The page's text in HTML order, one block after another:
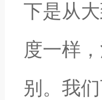
下是从
度一样
别。我